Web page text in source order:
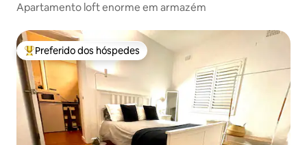
Apartamento loft enorme em armazém
Entre os melhores preferidos dos hóspedes
Preferido dos hóspedes